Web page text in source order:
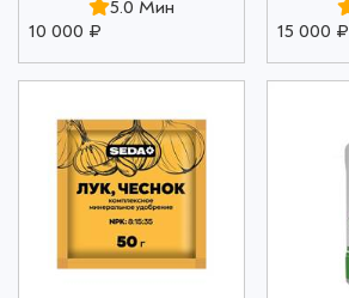
5.0 Мин
10 000 ₽
15 000 ₽